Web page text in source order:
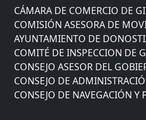
CÁMARA DE COMERCIO DE
COMISIÓN ASESORA DE
AYUNTAMIENTO DE
COMITÉ DE INSPECCION DE
CONSEJO ASESOR DEL
CONSEJO DE
CONSEJO DE NAVEGACIÓN Y